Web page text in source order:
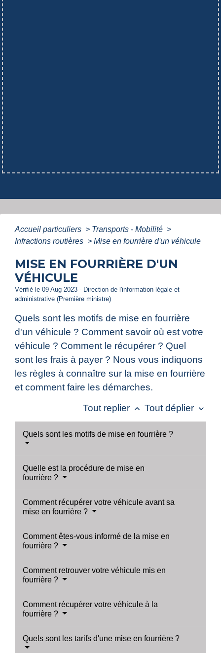
Accueil particuliers > Transports - Mobilité >
Infractions routières > Mise en fourrière d'un véhicule
MISE EN FOURRIÈRE D'UN
VÉHICULE
Vérifié le 09 Aug 2023 - Direction de l'information légale et
administrative (Première ministre)
Quels sont les motifs de mise en fourrière
d'un véhicule ? Comment savoir où est votre
véhicule ? Comment le récupérer ? Quel
sont les frais à payer ? Nous vous indiquons
les règles à connaître sur la mise en fourrière
et comment faire les démarches.
Tout replier keyboard_arrow_up Tout déplier keyboard_arrow_down
Quels sont les motifs de mise en fourrière ?
Quelle est la procédure de mise en
fourrière ?
Comment récupérer votre véhicule avant sa
mise en fourrière ?
Comment êtes-vous informé de la mise en
fourrière ?
Comment retrouver votre véhicule mis en
fourrière ?
Comment récupérer votre véhicule à la
fourrière ?
Quels sont les tarifs d'une mise en fourrière ?